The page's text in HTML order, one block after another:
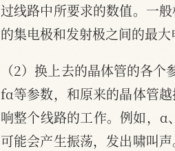
过线路中所要求的数值。一
的集电极和发射极之间的最
（2）换上去的晶体管的各
fα等参数，和原来的晶体管
响整个线路的工作。例如，α
可能会产生振荡，发出啸叫